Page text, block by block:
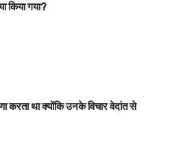
किया गया?
करता था क्योंकि उनके विचार वेदांत से